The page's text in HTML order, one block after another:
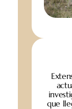
que